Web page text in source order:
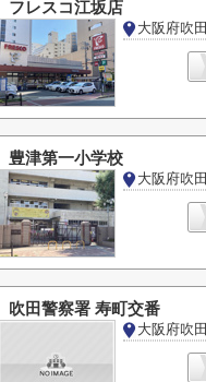
フレスコ江坂店
大阪府吹
豊津第一小学校
大阪府吹
吹田警察署 寿町交番
大阪府吹